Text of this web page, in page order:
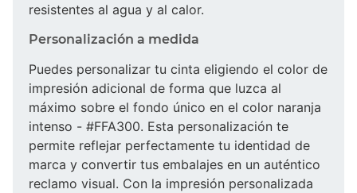
resistentes al agua y al calor.
Personalización a medida
Puedes personalizar tu cinta eligiendo el color de
impresión adicional de forma que luzca al
máximo sobre el fondo único en el color naranja
intenso - #FFA300. Esta personalización te
permite reflejar perfectamente tu identidad de
marca y convertir tus embalajes en un auténtico
reclamo visual. Con la impresión personalizada